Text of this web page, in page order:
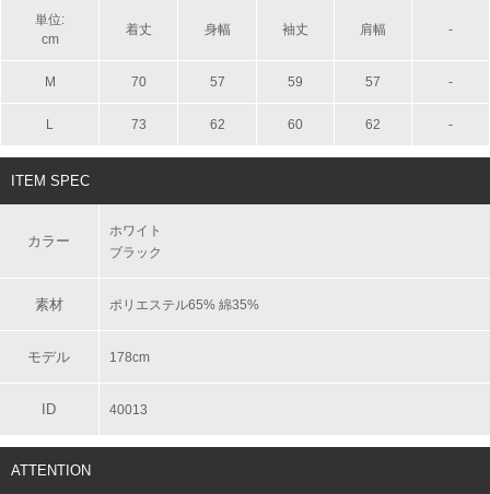
単位:
cm
着丈 身幅 袖丈 肩幅 -
M 70 57 59 57 -
L 73 62 60 62 -
ITEM SPEC
カラー
ホワイト
ブラック
素材 ポリエステル65% 綿35%
モデル 178cm
ID 40013
ATTENTION